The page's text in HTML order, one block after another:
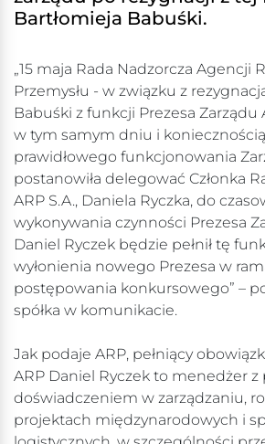
Bartłomieja Babuśki.
„15 maja Rada Nadzorcza Agencji
Przemysłu - w związku z
Babuśki z funkcji Prezesa Zarządu
w tym samym dniu i
prawidłowego funkcjonowania
postanowiła delegować Członka
ARP S.A., Daniela Ryczka, do
wykonywania czynności Prezesa
Daniel Ryczek będzie pełnił tę
wyłonienia nowego Prezesa w
postępowania konkursowego” –
spółka w komunikacie.
Jak podaje ARP, pełniący
ARP Daniel Ryczek to menedżer
doświadczeniem w zarządzaniu,
projektach międzynarodowych i